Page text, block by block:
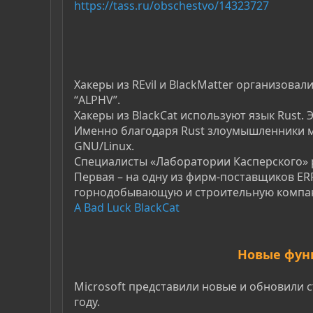
https://tass.ru/obschestvo/14323727
Хакеры из REvil и BlackMatter
“ALPHV”.
Хакеры из BlackCat используют язык
Именно благодаря Rust злоумышленники
GNU/Linux.
Специалисты «Лаборатории
Первая – на одну из фирм-поставщиков
горнодобывающую и строительную
A Bad Luck BlackCat
Новые
Microsoft представили новые и обновили
году.